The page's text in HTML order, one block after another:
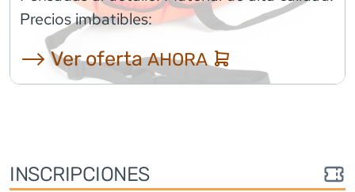
Precios imbatibles:
⟶ Ver ofertaAHORA
INSCRIPCIONES